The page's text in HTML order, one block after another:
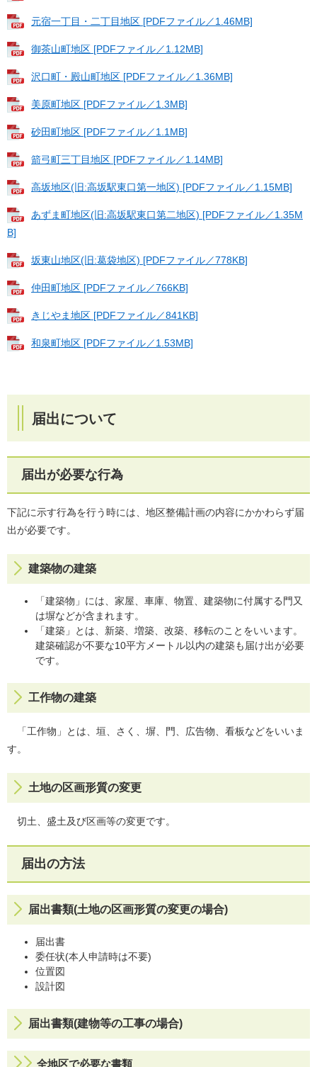
元宿一丁目・二丁目地区 [PDFファイル／1.46MB]
御茶山町地区 [PDFファイル／1.12MB]
沢口町・殿山町地区 [PDFファイル／1.36MB]
美原町地区 [PDFファイル／1.3MB]
砂田町地区 [PDFファイル／1.1MB]
箭弓町三丁目地区 [PDFファイル／1.14MB]
高坂地区(旧:高坂駅東口第一地区) [PDFファイル／1.15MB]
あずま町地区(旧:高坂駅東口第二地区) [PDFファイル／1.35M
B]
坂東山地区(旧:葛袋地区) [PDFファイル／778KB]
仲田町地区 [PDFファイル／766KB]
きじやま地区 [PDFファイル／841KB]
和泉町地区 [PDFファイル／1.53MB]
届出について
届出が必要な行為
下記に示す行為を行う時には、地区整備計画の内容にかかわらず届
出が必要です。
建築物の建築
「建築物」には、家屋、車庫、物置、建築物に付属する門又
は塀などが含まれます。
「建築」とは、新築、増築、改築、移転のことをいいます。
建築確認が不要な10平方メートル以内の建築も届け出が必要
です。
工作物の建築
「工作物」とは、垣、さく、塀、門、広告物、看板などをいいま
す。
土地の区画形質の変更
切土、盛土及び区画等の変更です。
届出の方法
届出書類(土地の区画形質の変更の場合)
届出書
委任状(本人申請時は不要)
位置図
設計図
届出書類(建物等の工事の場合)
全地区で必要な書類